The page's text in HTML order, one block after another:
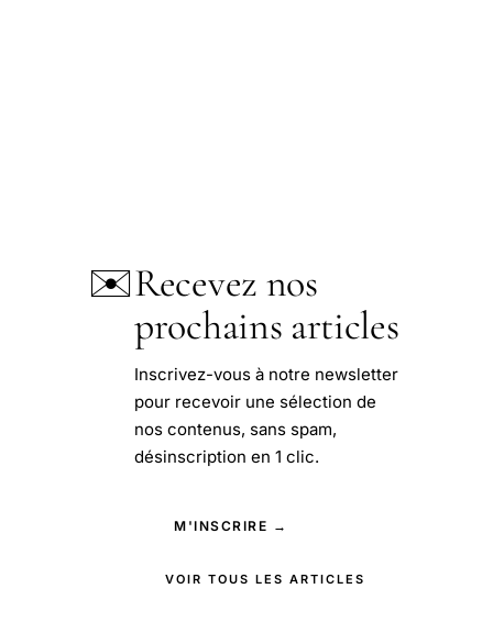
✉️Recevez nos
prochains articles
Inscrivez-vous à notre newsletter
pour recevoir une sélection de
nos contenus, sans spam,
désinscription en 1 clic.
M'INSCRIRE →
VOIR TOUS LES ARTICLES